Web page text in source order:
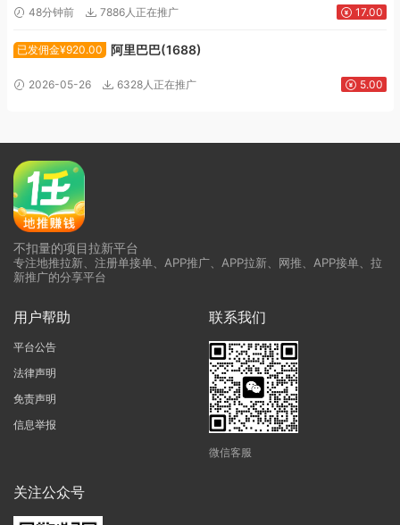
48分钟前 7886人正在推广 17.00
已发佣金¥920.00 阿里巴巴(1688)
2026-05-26 6328人正在推广 5.00
不扣量的项目拉新平台
专注地推拉新、注册单接单、APP推广、APP拉新、网推、APP接单、拉
新推广的分享平台
用户帮助
平台公告
法律声明
免责声明
信息举报
联系我们
微信客服
关注公众号